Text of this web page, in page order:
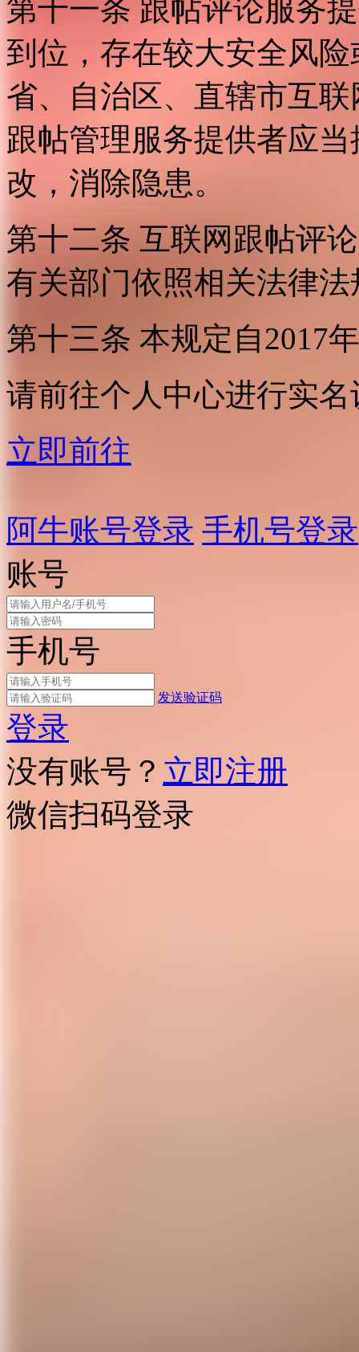
第十一条 跟帖评论服务
到位，存在较大安全风
省、自治区、直辖市互
跟帖管理服务提供者应
改，消除隐患。
第十二条 互联网跟帖评
有关部门依照相关法律
第十三条 本规定自2017
请前往个人中心进行实名
立即前往
阿牛账号登录 手机号登录
账号
手机号
发送验证码
登录
没有账号？ 立即注册
微信扫码登录